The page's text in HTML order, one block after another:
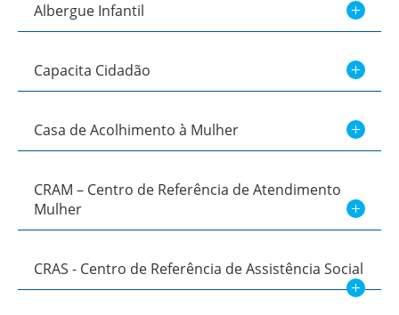
Albergue Infantil
Capacita Cidadão
Casa de Acolhimento à Mulher
CRAM – Centro de Referência de Atendimento
Mulher
CRAS - Centro de Referência de Assistência Social